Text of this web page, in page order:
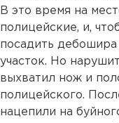
В это время на
полицейские, и,
посадить
участок. Но
выхватил нож и
полицейского.
нацепили на